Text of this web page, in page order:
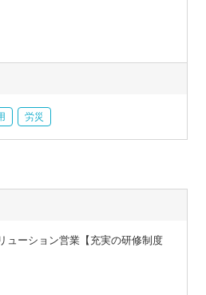
労災
ューション営業【充実の研修制度